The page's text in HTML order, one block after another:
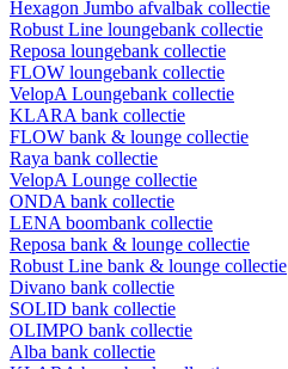
Hexagon Jumbo afvalbak collectie
Robust Line loungebank collectie
Reposa loungebank collectie
FLOW loungebank collectie
VelopA Loungebank collectie
KLARA bank collectie
FLOW bank & lounge collectie
Raya bank collectie
VelopA Lounge collectie
ONDA bank collectie
LENA boombank collectie
Reposa bank & lounge collectie
Robust Line bank & lounge collectie
Divano bank collectie
SOLID bank collectie
OLIMPO bank collectie
Alba bank collectie